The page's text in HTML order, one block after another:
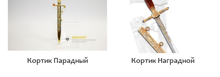
Кортик Парадный Кортик Наградной